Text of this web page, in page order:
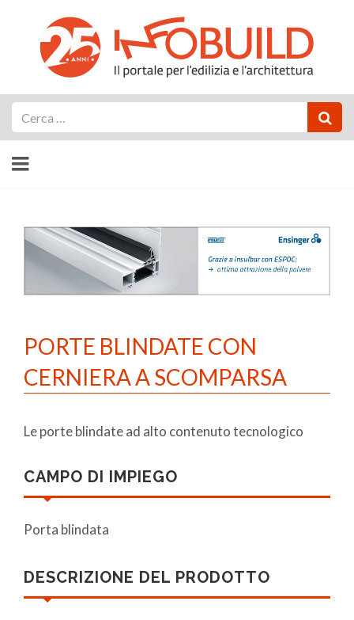
PORTE BLINDATE CON
CERNIERA A SCOMPARSA
Le porte blindate ad alto contenuto tecnologico
CAMPO DI IMPIEGO
Porta blindata
DESCRIZIONE DEL PRODOTTO